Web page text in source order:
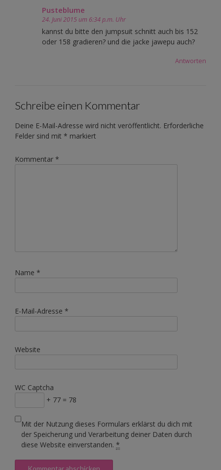
Pusteblume
24. Juni 2015 um 6:34 p.m. Uhr
kannst du bitte den jumpsuit schnitt auch bis 152
oder 158 gradieren? und die jacke jawepu auch?
Antworten
Schreibe einen Kommentar
Deine E-Mail-Adresse wird nicht veröffentlicht. Erforderliche
Felder sind mit * markiert
Kommentar *
Name *
E-Mail-Adresse *
Website
WC Captcha
+ 77 = 78
Mit der Nutzung dieses Formulars erklärst du dich mit
der Speicherung und Verarbeitung deiner Daten durch
diese Website einverstanden. *